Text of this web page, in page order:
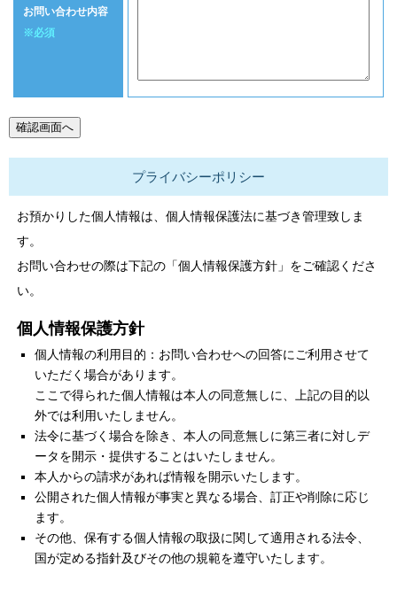
お問い合わせ内容
※必須
プライバシーポリシー
お預かりした個人情報は、個人情報保護法に基づき管理致しま
す。
お問い合わせの際は下記の「個人情報保護方針」をご確認くださ
い。
個人情報保護方針
個人情報の利用目的：お問い合わせへの回答にご利用させて
いただく場合があります。
ここで得られた個人情報は本人の同意無しに、上記の目的以
外では利用いたしません。
法令に基づく場合を除き、本人の同意無しに第三者に対しデ
ータを開示・提供することはいたしません。
本人からの請求があれば情報を開示いたします。
公開された個人情報が事実と異なる場合、訂正や削除に応じ
ます。
その他、保有する個人情報の取扱に関して適用される法令、
国が定める指針及びその他の規範を遵守いたします。